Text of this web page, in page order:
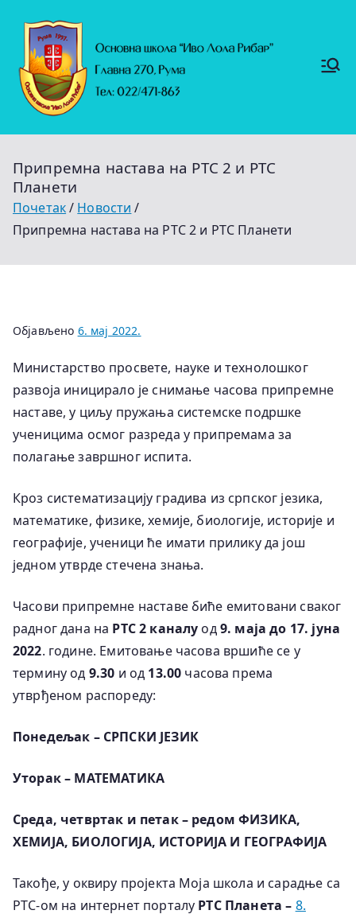
садржај
Основ
Лола
https://
vanje-
Припремна настава на РТС 2 и РТС
Планети
Почетак
Новости
Припремна настава на РТС 2 и РТС Планети
Објављено 6. мај 2022.
Министарство просвете, науке и технолошког
развоја иницирало је снимање часова припремне
наставе,у циљу пружања системске подршке
ученицима осмог разреда у припремама за
полагањезавршног испита.
Кроз систематизацију градива из српског језика,
математике, физике, хемије, биологије, историје и
географије, ученици ће имати прилику да још
једном утврде стечена знања.
Часови припремне наставе биће емитовани сваког
радног дана на РТС 2 каналу од9. маја до 17. јуна
2022. године. Емитовање часова вршиће се у
термину од 9.30 и од 13.00 часова према
утврђеном распореду:
Понедељак – СРПСКИ ЈЕЗИК
Уторак – МАТЕМАТИКА
Среда, четвртак и петак – редом ФИЗИКА,
ХЕМИЈА, БИОЛОГИЈА, ИСТОРИЈА И ГЕОГРАФИЈА
Такође, у оквиру пројекта Моја школа и сарадње са
РТС-ом на интернет порталу РТС Планета – 8.